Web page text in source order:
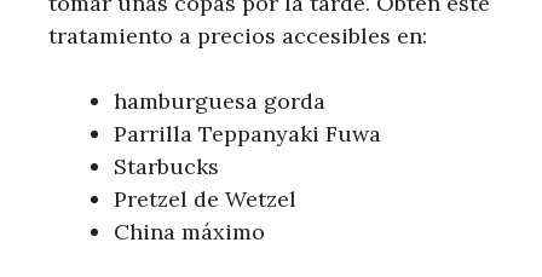
tratamiento a precios accesibles en:
hamburguesa gorda
Parrilla Teppanyaki Fuwa
Starbucks
Pretzel de Wetzel
China máximo